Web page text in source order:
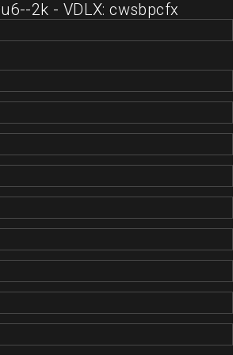
2k - VDLX: cwsbpcfx